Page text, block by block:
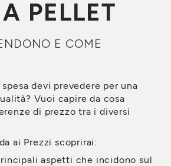
PELLET
E COME
devi prevedere per una
Vuoi capire da cosa
di prezzo tra i diversi
ai Prezzi scoprirai:
aspetti che incidono sul